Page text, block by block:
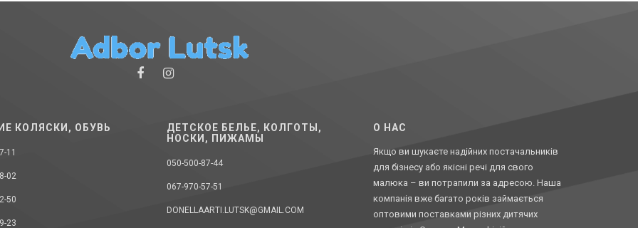
КОЛЯСКИ, ОБУВЬ
11
02
50
23
ДЕТСКОЕ БЕЛЬЕ, КОЛГОТЫ,
НОСКИ, ПИЖАМЫ
050-500-87-44
067-970-57-51
DONELLAARTI.LUTSK@GMAIL.COM
O НАС
Якщо ви шукаєте надійних постачальників
для бізнесу або якісні речі для свого
малюка – ви потрапили за адресою. Наша
компанія вже багато років займається
оптовими поставками різних дитячих